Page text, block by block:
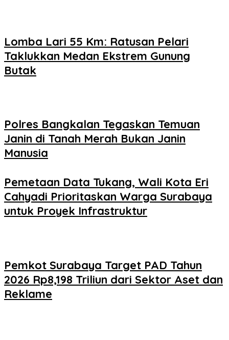
Lomba Lari 55 Km: Ratusan Pelari
Taklukkan Medan Ekstrem Gunung
Butak
Polres Bangkalan Tegaskan Temuan
Janin di Tanah Merah Bukan Janin
Manusia
Pemetaan Data Tukang, Wali Kota Eri
Cahyadi Prioritaskan Warga Surabaya
untuk Proyek Infrastruktur
Pemkot Surabaya Target PAD Tahun
2026 Rp8,198 Triliun dari Sektor Aset dan
Reklame